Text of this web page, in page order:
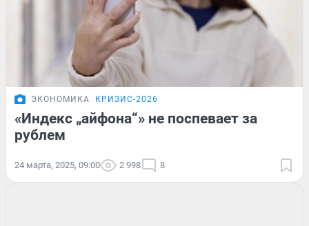
ЭКОНОМИКА КРИЗИС-2026
«Индекс „айфона“» не поспевает за
рублем
24 марта, 2025, 09:00 2 998 8